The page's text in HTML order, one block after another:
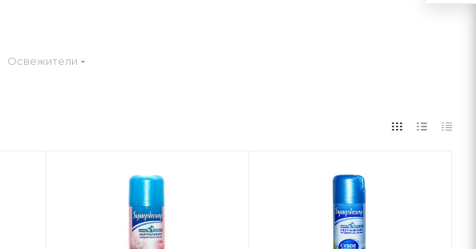
Освежители